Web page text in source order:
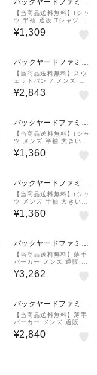
バックヤードファミリ
ー
【当商品送料無料】tシャ
ツ 半袖 通販 Tシャツ カ
ットソー メンズ レディ
ース SS S M L LL 大き
¥1,309
バックヤードファミリ
ー
【当商品送料無料】スウ
ェットパンツ メンズ 通
販 レディース クルーネ
ックライトトレーナー ス
¥2,843
バックヤードファミリ
ー
【当商品送料無料】tシャ
ツ メンズ 半袖 大きいサ
イズ 通販 Tシャツ カッ
トソー レディース 3L 大
¥1,360
バックヤードファミリ
ー
【当商品送料無料】tシャ
ツ メンズ 半袖 大きいサ
イズ 通販 Tシャツ カッ
トソー レディース 3L 大
¥1,360
バックヤードファミリ
ー
【当商品送料無料】薄手
パーカー メンズ 通販 レ
ディース クルーネックラ
イトトレーナー パーカ
¥3,262
バックヤードファミリ
ー
【当商品送料無料】薄手
パーカー メンズ 通販 レ
ディース クルーネックラ
イトトレーナー パーカ
¥2,840